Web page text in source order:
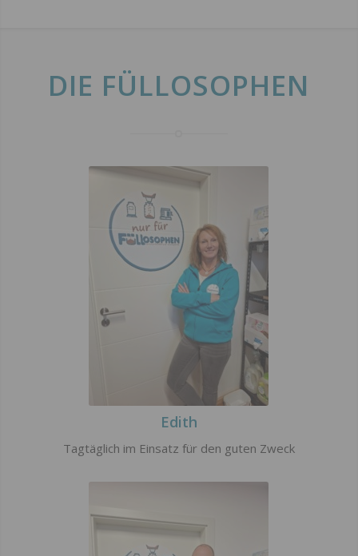
DIE FÜLLOSOPHEN
Edith
Tagtäglich im Einsatz für den guten Zweck